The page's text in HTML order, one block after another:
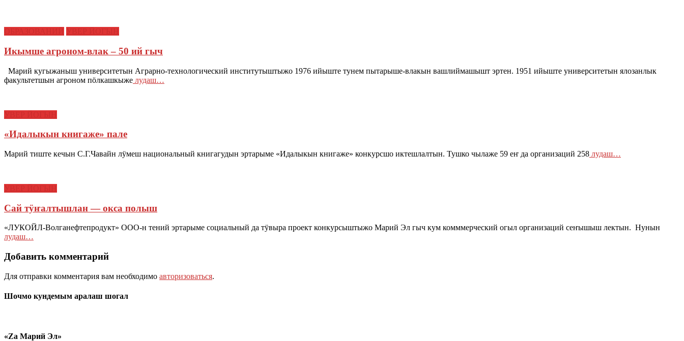
Икымше агроном-влак – 50 ий гыч
Марий кугыжаныш университетын Аграрно-технологический институтыштыжо 1976 ийыште тунем пытарыше-влакын вашлиймашышт эртен. 1951 ийыште университетын ялозанлык
факультетшын агроном пӧлкашкыже лудаш…
«Идалыкын книгаже» пале
Марий тиште кечын С.Г.Чавайн лӱмеш национальный книгагудын эртарыме «Идалыкын книгаже» конкурсшо иктешлалтын. Тушко чылаже 59 еҥ да организаций 258 лудаш…
Сай тӱҥалтышлан — окса полыш
«ЛУКОЙЛ-Волганефтепродукт» ООО-н тений эртарыме социальный да тӱвыра проект конкурсыштыжо Марий Эл гыч кум комммерческий огыл организаций сеҥышыш лектын. Нунын
лудаш…
Добавить комментарий
Для отправки комментария вам необходимо авторизоваться.
Шочмо кундемым аралаш шогал
«Zа Марий Эл»